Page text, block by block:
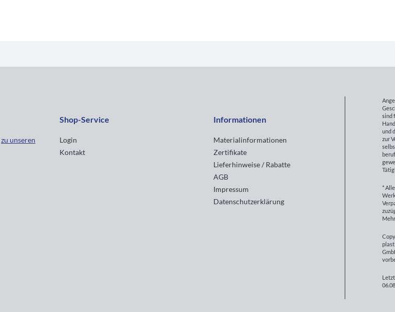
zu unseren
Shop-Service
Login
Kontakt
Informationen
Materialinformationen
Zertifikate
Lieferhinweise / Rabatte
AGB
Impressum
Datenschutzerklärung
sind
und
zur
*